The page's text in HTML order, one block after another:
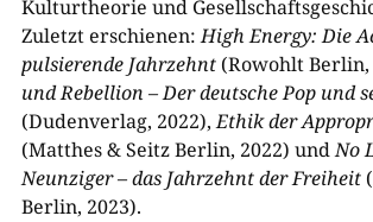
Kulturtheorie und
Zuletzt erschienen:High Energy: Die
pulsierende Jahrzehnt(Rowohlt Berlin,
und Rebellion – Der deutsche Pop und
(Dudenverlag, 2022),Ethik der
(Matthes & Seitz Berlin, 2022) undNo
Neunziger – das Jahrzehnt der Freiheit
Berlin, 2023).